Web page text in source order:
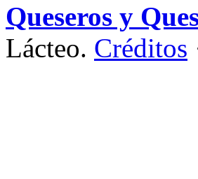
Queseros y
Lácteo. Créditos